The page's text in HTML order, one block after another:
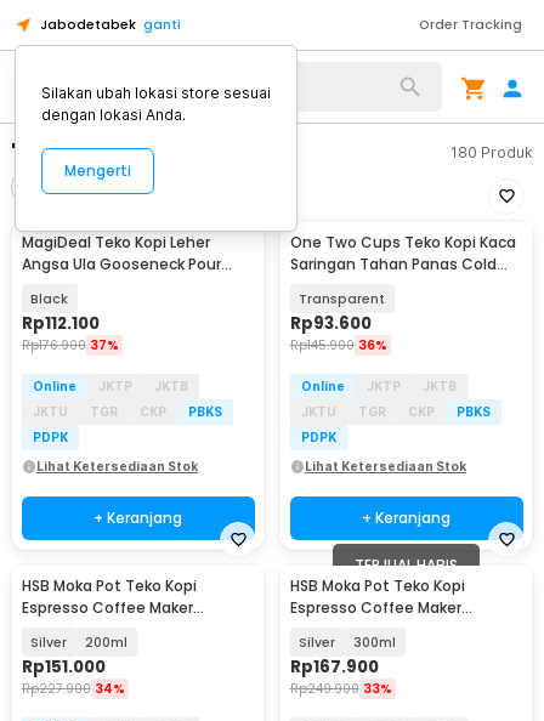
Jabodetabek ganti Order Tracking
"teko kopi" 180 Produk
Urutkan
MagiDeal Teko Kopi Leher
Angsa Ula Gooseneck Pour
Black
Rp112.100
Rp176.900 37%
Online JKTP
JKTB
JKTU
TGR CKP
PBKS
PDPK
Lihat Ketersediaan Stok
+ Keranjang
One Two Cups Teko Kopi Kaca
Saringan Tahan Panas Cold
Transparent
Rp93.600
Rp145.900 36%
Online JKTP
JKTB
JKTU
TGR CKP
PBKS
PDPK
Lihat Ketersediaan Stok
+ Keranjang
HSB Moka Pot Teko Kopi
Espresso Coffee Maker
Silver 200ml
Rp151.000
Rp227.900 34%
TERJUAL HABIS
HSB Moka Pot Teko Kopi
Espresso Coffee Maker
Silver 300ml
Rp167.900
Rp249.900 33%
Silakan ubah lokasi store sesuai
dengan lokasi Anda.
Mengerti